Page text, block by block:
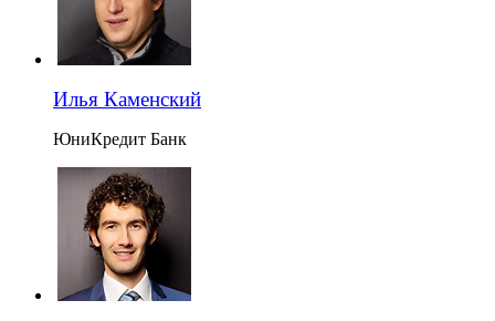
Илья Каменский
ЮниКредит Банк